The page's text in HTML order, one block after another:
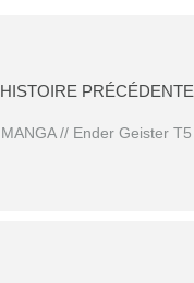
HISTOIRE PRÉCÉDENTE
MANGA // Ender Geister T5